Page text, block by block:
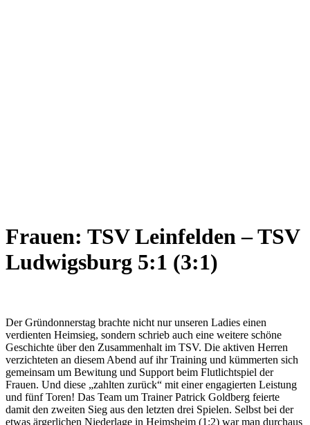
Frauen: TSV Leinfelden – TSV
Ludwigsburg 5:1 (3:1)
Der Gründonnerstag brachte nicht nur unseren Ladies einen
verdienten Heimsieg, sondern schrieb auch eine weitere schöne
Geschichte über den Zusammenhalt im TSV. Die aktiven Herren
verzichteten an diesem Abend auf ihr Training und kümmerten sich
gemeinsam um Bewitung und Support beim Flutlichtspiel der
Frauen. Und diese „zahlten zurück“ mit einer engagierten Leistung
und fünf Toren! Das Team um Trainer Patrick Goldberg feierte
damit den zweiten Sieg aus den letzten drei Spielen. Selbst bei der
etwas ärgerlichen Niederlage in Heimsheim (1:2) war man durchaus